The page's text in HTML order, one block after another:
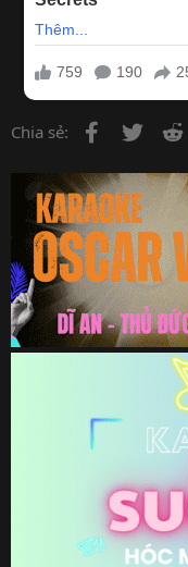
Chia sẻ: Facebook
Twitter